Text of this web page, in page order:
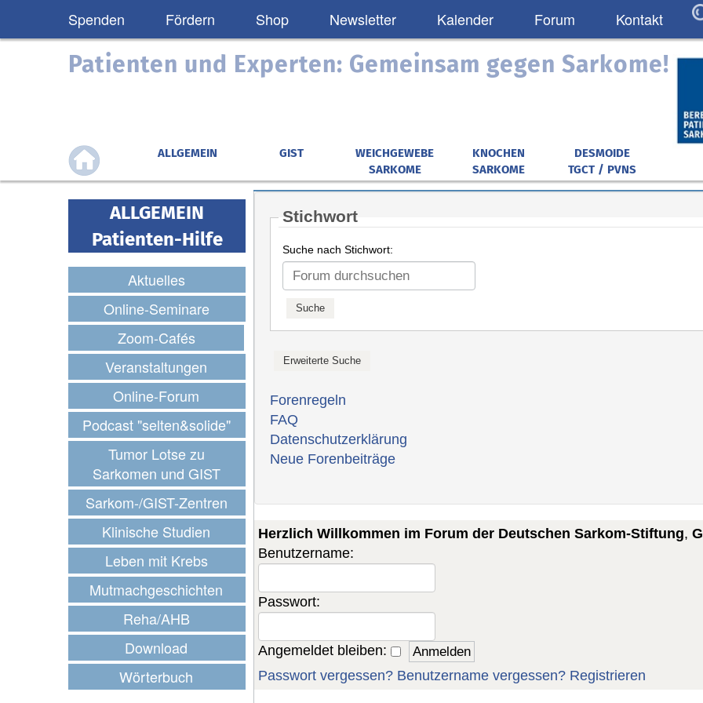
Spenden Fördern Shop Newsletter Kalender Forum Kontakt
Patienten und Experten: Gemeinsam gegen Sarkome!
ALLGEMEIN GIST
WEICHGEWEBE
SARKOME
KNOCHEN
SARKOME
DESMOIDE
TGCT / PVNS
ALLGEMEIN
Patienten-Hilfe
Aktuelles
Online-Seminare
Zoom-Cafés
Veranstaltungen
Online-Forum
Podcast "selten&solide"
Tumor Lotse zu
Sarkomen und GIST
Sarkom-/GIST-Zentren
Klinische Studien
Leben mit Krebs
Mutmachgeschichten
Reha/AHB
Download
Wörterbuch
Stichwort
Suche nach Stichwort:
Forenregeln
FAQ
Datenschutzerklärung
Neue Forenbeiträge
Herzlich Willkommen im Forum der Deutschen Sarkom-Stiftung,
Benutzername:
Passwort:
Angemeldet bleiben:
Passwort vergessen? Benutzername vergessen? Registrieren